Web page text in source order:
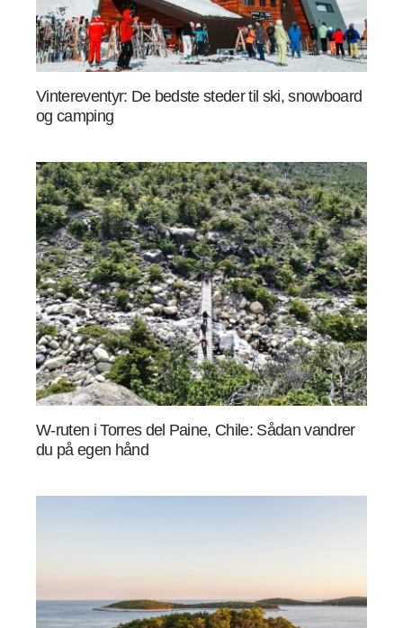
Vintereventyr: De bedste steder til ski, snowboard
og camping
W-ruten i Torres del Paine, Chile: Sådan vandrer
du på egen hånd